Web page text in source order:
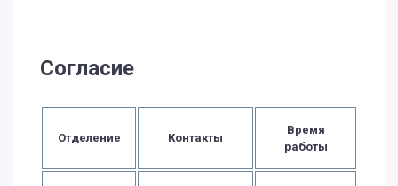
Согласие
Отделение Контакты
Время
работы